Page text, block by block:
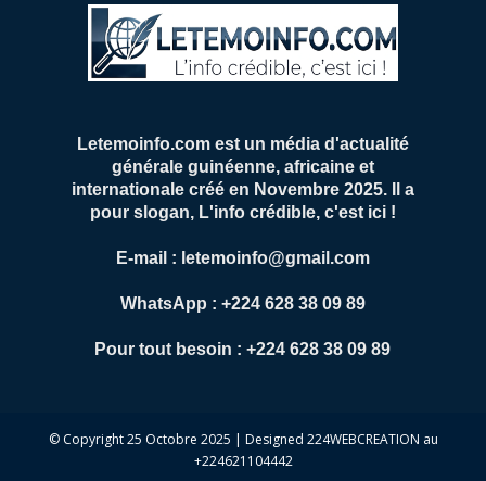
Letemoinfo.com est un média d'actualité
générale guinéenne, africaine et
internationale créé en Novembre 2025. Il a
pour slogan, L'info crédible, c'est ici !
E-mail : letemoinfo@gmail.com
WhatsApp : +224 628 38 09 89
Pour tout besoin : +224 628 38 09 89
© Copyright 25 Octobre 2025 | Designed 224WEBCREATION au
+224621104442